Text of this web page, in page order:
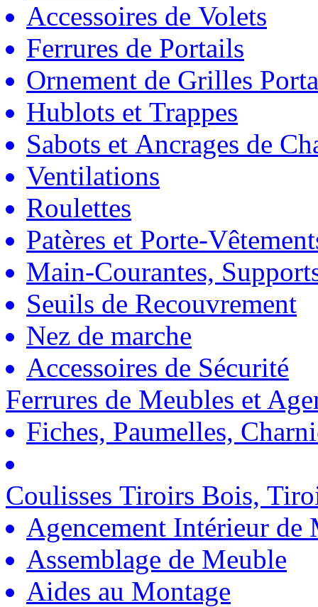
Accessoires de Volets
Ferrures de Portails
Ornement de Grilles
Hublots et Trappes
Sabots et Ancrages de
Ventilations
Roulettes
Patères et Porte-
Main-Courantes,
Seuils de Recouvrement
Nez de marche
Accessoires de Sécurité
Ferrures de Meubles et
Fiches, Paumelles,
Coulisses Tiroirs Bois,
Agencement Intérieur de
Assemblage de Meuble
Aides au Montage